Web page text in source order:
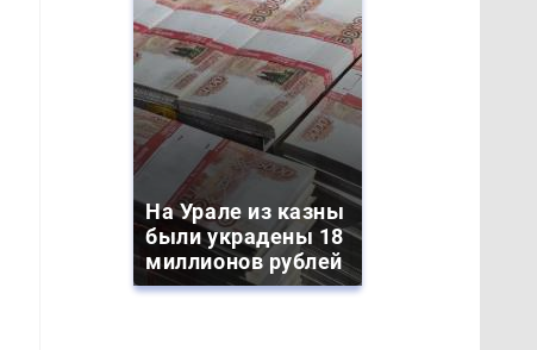
На Урале из казны
были украдены 18
миллионов рублей